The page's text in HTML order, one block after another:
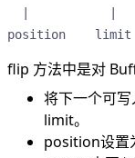
flip 方法中是对
将下一个可
limit。
position设置